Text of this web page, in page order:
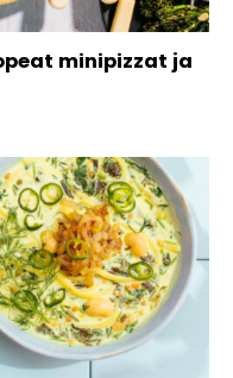
minipizzat ja